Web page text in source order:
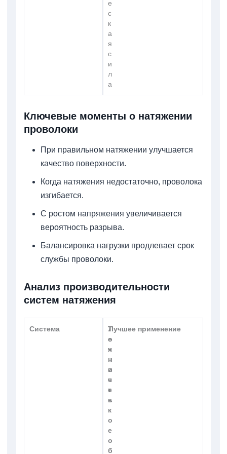
е
с
к
а
я
с
и
л
а
Ключевые моменты о натяжении
проволоки
При правильном натяжении улучшается
качество поверхности.
Когда натяжения недостаточно, проволока
изгибается.
С ростом напряжения увеличивается
вероятность разрыва.
Балансировка нагрузки продлевает срок
службы проволоки.
Анализ производительности
систем натяжения
Система
Т
о
ч
н
о
с
т
ь
Т
е
х
н
и
ч
е
с
к
о
е
о
б
Лучшее применение